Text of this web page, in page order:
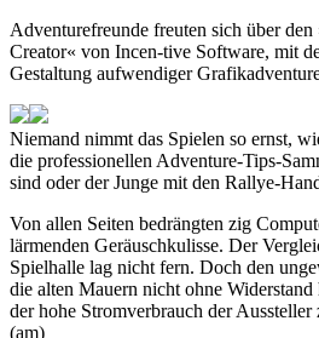
Adventurefreunde freuten sich über
Creator« von Incen-tive Software, mit
Gestaltung aufwendiger
Niemand nimmt das Spielen so ernst,
die professionellen Adventure-Tips-
sind oder der Junge mit den Rallye-
Von allen Seiten bedrängten zig
lärmenden Geräuschkulisse. Der
Spielhalle lag nicht fern. Doch den
die alten Mauern nicht ohne
der hohe Stromverbrauch der
(am)